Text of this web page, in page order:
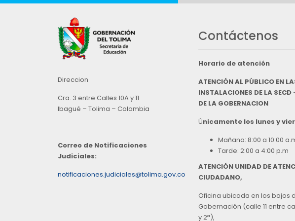
Direccion
Cra. 3 entre Calles 10A y 11
Ibagué – Tolima – Colombia
Correo de Notificaciones
Judiciales:
notificaciones.judiciales@tolima.gov.co
Contáctenos
Horario de atención
ATENCIÓN AL PÚBLICO EN
INSTALACIONES DE LA SECD
DE LA GOBERNACION
Únicamente los lunes y
Mañana: 8:00 a 10:00
Tarde: 2:00 a 4:00 p.m
ATENCIÓN UNIDAD DE
CIUDADANO,
Oficina ubicada en los bajos
Gobernación (calle 11 entre
y 2ª),